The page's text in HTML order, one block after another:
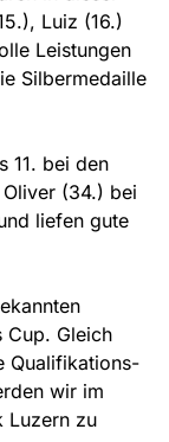
Luiz (16.)
Leistungen
Silbermedaille
11. bei den
(34.) bei
liefen gute
Cup. Gleich
Qualifikations-
wir im
Luzern zu